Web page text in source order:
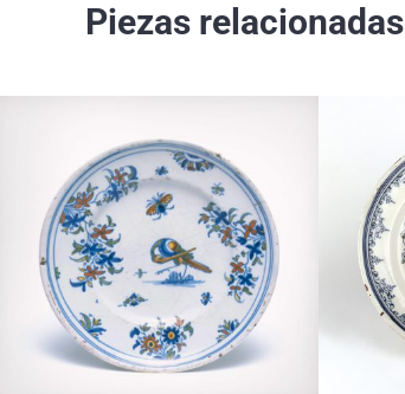
Piezas relacionadas